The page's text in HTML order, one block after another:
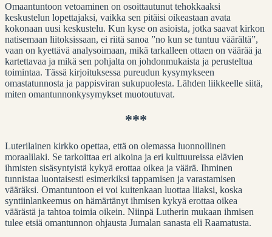
Omaantuntoon vetoaminen on osoittautunut tehokkaaksi
keskustelun lopettajaksi, vaikka sen pitäisi oikeastaan avata
kokonaan uusi keskustelu. Kun kyse on asioista, jotka saavat kirkon
natisemaan liitoksissaan, ei riitä sanoa ”no kun se tuntuu väärältä”,
vaan on kyettävä analysoimaan, mikä tarkalleen ottaen on väärää ja
kartettavaa ja mikä sen pohjalta on johdonmukaista ja perusteltua
toimintaa. Tässä kirjoituksessa pureudun kysymykseen
omastatunnosta ja pappisviran sukupuolesta. Lähden liikkeelle siitä,
miten omantunnonkysymykset muotoutuvat.
***
Luterilainen kirkko opettaa, että on olemassa luonnollinen
moraalilaki. Se tarkoittaa eri aikoina ja eri kulttuureissa elävien
ihmisten sisäsyntyistä kykyä erottaa oikea ja väärä. Ihminen
tunnistaa luontaisesti esimerkiksi tappamisen ja varastamisen
vääräksi. Omantuntoon ei voi kuitenkaan luottaa liiaksi, koska
syntiinlankeemus on hämärtänyt ihmisen kykyä erottaa oikea
väärästä ja tahtoa toimia oikein. Niinpä Lutherin mukaan ihmisen
tulee etsiä omantunnon ohjausta Jumalan sanasta eli Raamatusta.